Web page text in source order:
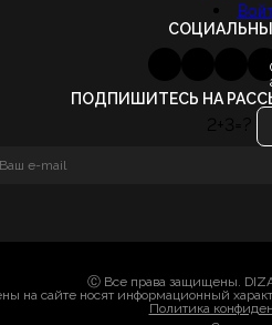
ПОДПИШИТЕСЬ НА
2+3=?
Ⓒ Все права защищены.
на сайте носят информационный
Политика